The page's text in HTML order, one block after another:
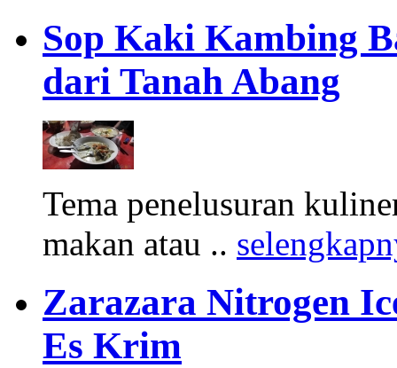
Sop Kaki Kambing
dari Tanah Abang
Tema penelusuran
makan atau ..
Zarazara Nitrogen
Es Krim